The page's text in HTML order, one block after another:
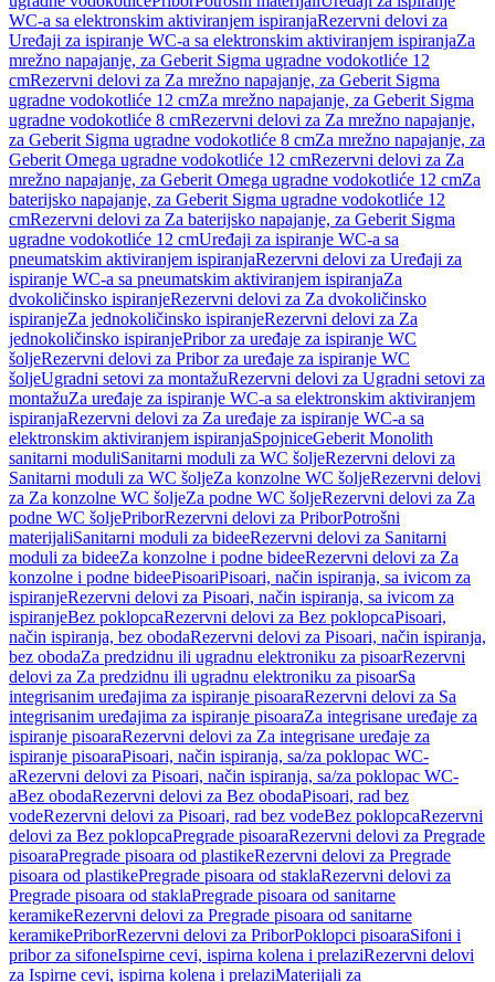
WC-a sa elektronskim aktiviranjem ispiranjaRezervni delovi za
Uređaji za ispiranje WC-a sa elektronskim aktiviranjem ispiranjaZa
mrežno napajanje, za Geberit Sigma ugradne vodokotliće 12
cmRezervni delovi za Za mrežno napajanje, za Geberit Sigma
ugradne vodokotliće 12 cmZa mrežno napajanje, za Geberit Sigma
ugradne vodokotliće 8 cmRezervni delovi za Za mrežno napajanje,
za Geberit Sigma ugradne vodokotliće 8 cmZa mrežno napajanje, za
Geberit Omega ugradne vodokotliće 12 cmRezervni delovi za Za
mrežno napajanje, za Geberit Omega ugradne vodokotliće 12 cmZa
baterijsko napajanje, za Geberit Sigma ugradne vodokotliće 12
cmRezervni delovi za Za baterijsko napajanje, za Geberit Sigma
ugradne vodokotliće 12 cmUređaji za ispiranje WC-a sa
pneumatskim aktiviranjem ispiranjaRezervni delovi za Uređaji za
ispiranje WC-a sa pneumatskim aktiviranjem ispiranjaZa
dvokoličinsko ispiranjeRezervni delovi za Za dvokoličinsko
ispiranjeZa jednokoličinsko ispiranjeRezervni delovi za Za
jednokoličinsko ispiranjePribor za uređaje za ispiranje WC
šoljeRezervni delovi za Pribor za uređaje za ispiranje WC
šoljeUgradni setovi za montažuRezervni delovi za Ugradni setovi za
montažuZa uređaje za ispiranje WC-a sa elektronskim aktiviranjem
ispiranjaRezervni delovi za Za uređaje za ispiranje WC-a sa
elektronskim aktiviranjem ispiranjaSpojniceGeberit Monolith
sanitarni moduliSanitarni moduli za WC šoljeRezervni delovi za
Sanitarni moduli za WC šoljeZa konzolne WC šoljeRezervni delovi
za Za konzolne WC šoljeZa podne WC šoljeRezervni delovi za Za
podne WC šoljePriborRezervni delovi za PriborPotrošni
materijaliSanitarni moduli za bideeRezervni delovi za Sanitarni
moduli za bideeZa konzolne i podne bideeRezervni delovi za Za
konzolne i podne bideePisoariPisoari, način ispiranja, sa ivicom za
ispiranjeRezervni delovi za Pisoari, način ispiranja, sa ivicom za
ispiranjeBez poklopcaRezervni delovi za Bez poklopcaPisoari,
način ispiranja, bez obodaRezervni delovi za Pisoari, način ispiranja,
bez obodaZa predzidnu ili ugradnu elektroniku za pisoarRezervni
delovi za Za predzidnu ili ugradnu elektroniku za pisoarSa
integrisanim uređajima za ispiranje pisoaraRezervni delovi za Sa
integrisanim uređajima za ispiranje pisoaraZa integrisane uređaje za
ispiranje pisoaraRezervni delovi za Za integrisane uređaje za
ispiranje pisoaraPisoari, način ispiranja, sa/za poklopac WC-
aRezervni delovi za Pisoari, način ispiranja, sa/za poklopac WC-
aBez obodaRezervni delovi za Bez obodaPisoari, rad bez
vodeRezervni delovi za Pisoari, rad bez vodeBez poklopcaRezervni
delovi za Bez poklopcaPregrade pisoaraRezervni delovi za Pregrade
pisoaraPregrade pisoara od plastikeRezervni delovi za Pregrade
pisoara od plastikePregrade pisoara od staklaRezervni delovi za
Pregrade pisoara od staklaPregrade pisoara od sanitarne
keramikeRezervni delovi za Pregrade pisoara od sanitarne
keramikePriborRezervni delovi za PriborPoklopci pisoaraSifoni i
pribor za sifoneIspirne cevi, ispirna kolena i prelaziRezervni delovi
za Ispirne cevi, ispirna kolena i prelaziMaterijali za